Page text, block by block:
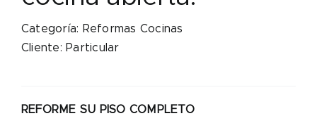
Categoría: Reformas Cocinas
Cliente: Particular
REFORME SU PISO COMPLETO